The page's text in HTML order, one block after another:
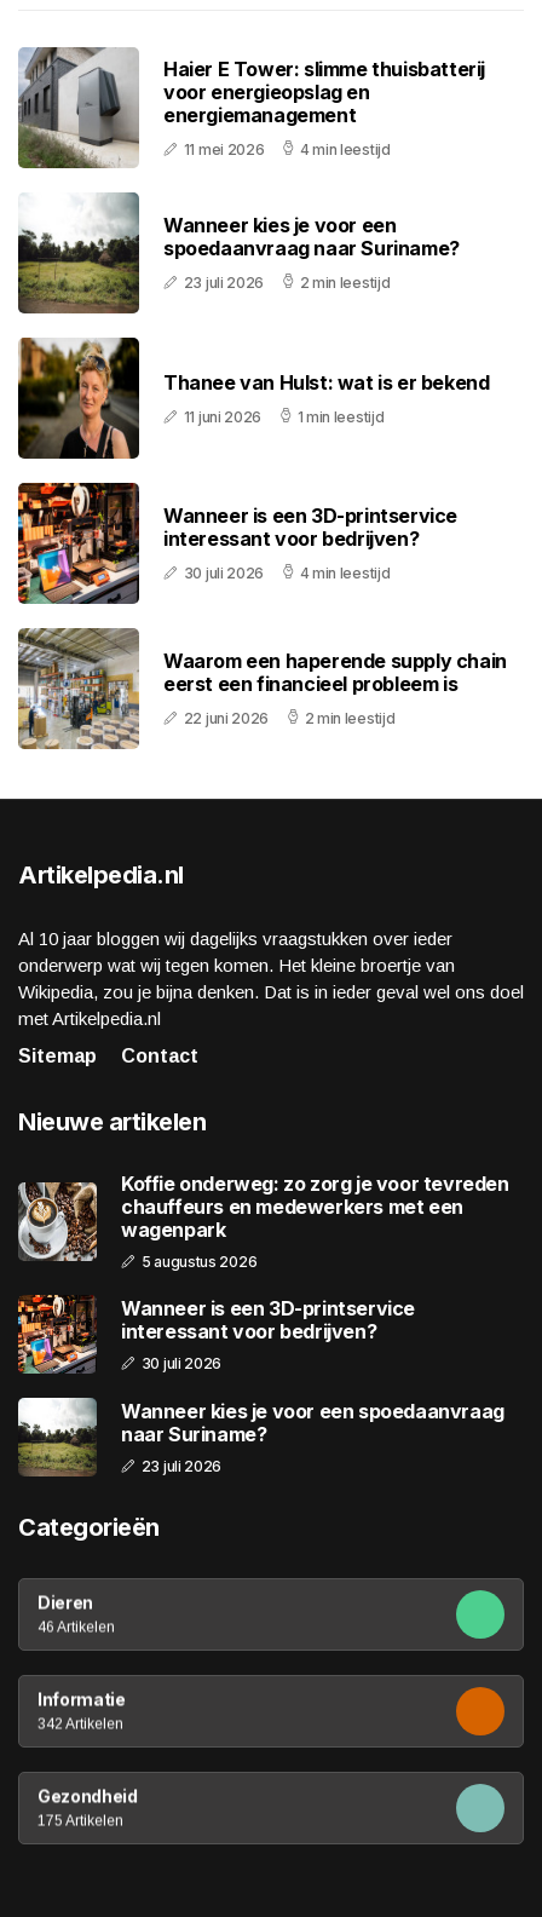
Haier E Tower: slimme thuisbatterij
voor energieopslag en
energiemanagement
11 mei 2026 4 min leestijd
Wanneer kies je voor een
spoedaanvraag naar Suriname?
23 juli 2026 2 min leestijd
Thanee van Hulst: wat is er bekend
11 juni 2026 1 min leestijd
Wanneer is een 3D-printservice
interessant voor bedrijven?
30 juli 2026 4 min leestijd
Waarom een haperende supply chain
eerst een financieel probleem is
22 juni 2026 2 min leestijd
Artikelpedia.nl
Al 10 jaar bloggen wij dagelijks vraagstukken over ieder
onderwerp wat wij tegen komen. Het kleine broertje van
Wikipedia, zou je bijna denken. Dat is in ieder geval wel ons doel
met Artikelpedia.nl
Sitemap
Contact
Nieuwe artikelen
Koffie onderweg: zo zorg je voor tevreden
chauffeurs en medewerkers met een
wagenpark
5 augustus 2026
Wanneer is een 3D-printservice
interessant voor bedrijven?
30 juli 2026
Wanneer kies je voor een spoedaanvraag
naar Suriname?
23 juli 2026
Categorieën
Dieren
46 Artikelen
Informatie
342 Artikelen
Gezondheid
175 Artikelen